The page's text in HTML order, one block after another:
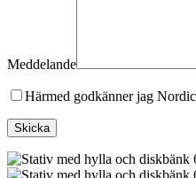
Meddelande
Härmed godkänner jag